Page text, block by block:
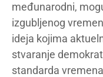
međunarodni,
izgubljenog
ideja kojima
stvaranje
standarda